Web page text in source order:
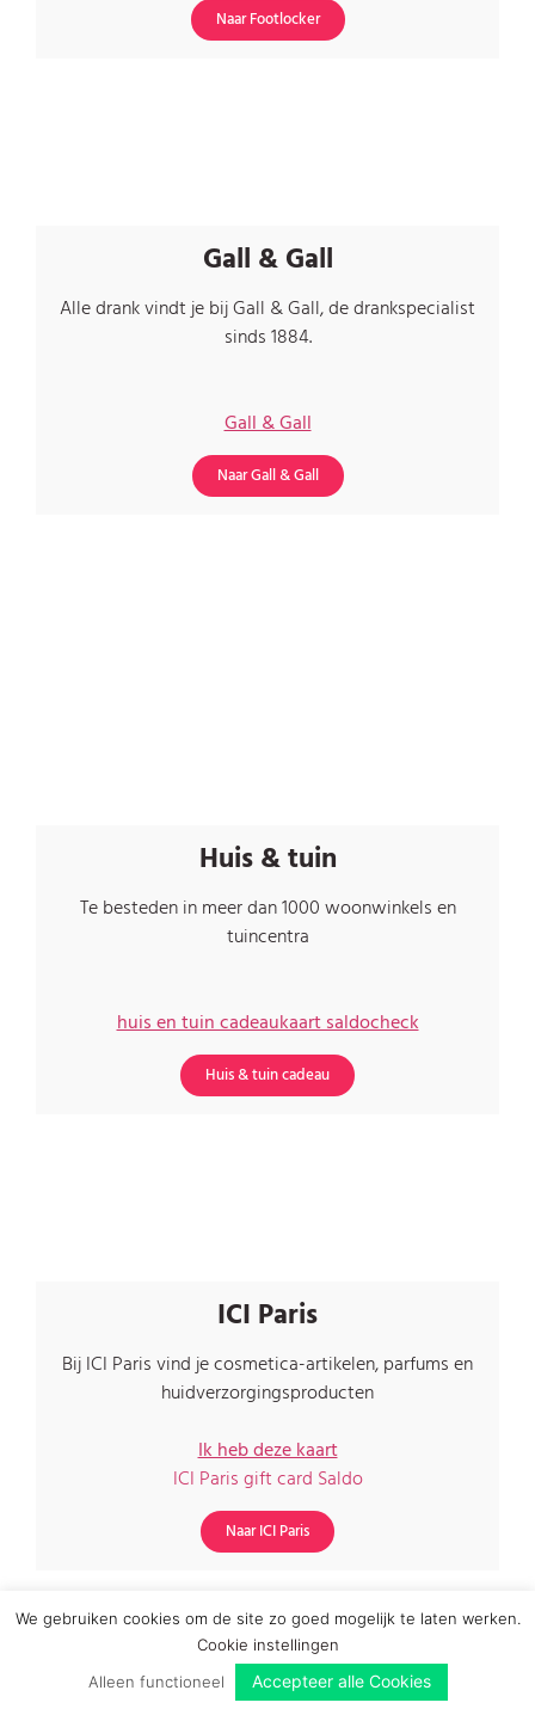
Naar Footlocker
Gall & Gall
Alle drank vindt je bij Gall & Gall, de drankspecialist
sinds 1884.
Gall & Gall
Naar Gall & Gall
Huis & tuin
Te besteden in meer dan 1000 woonwinkels en
tuincentra
huis en tuin cadeaukaart saldocheck
Huis & tuin cadeau
ICI Paris
Bij ICI Paris vind je cosmetica-artikelen, parfums en
huidverzorgingsproducten
Ik heb deze kaart
ICI Paris gift card Saldo
Naar ICI Paris
We gebruiken cookies om de site zo goed mogelijk te laten werken.
Cookie instellingen
Alleen functioneel
Accepteer alle Cookies